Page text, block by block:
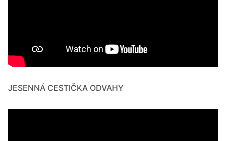
JESENNÁ CESTIČKA ODVAHY